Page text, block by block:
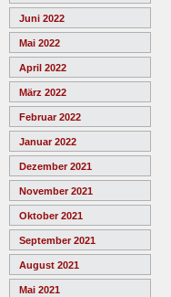
Juni 2022
Mai 2022
April 2022
März 2022
Februar 2022
Januar 2022
Dezember 2021
November 2021
Oktober 2021
September 2021
August 2021
Mai 2021